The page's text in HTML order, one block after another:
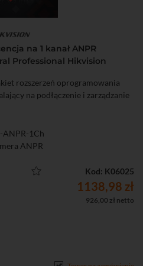
na 1 kanał ANPR
Professional Hikvision
rozszerzeń oprogramowania
na podłączenie i zarządzanie
ANPR-1Ch
ANPR
Kod: K06025
1138,98 zł
926,00 zł netto